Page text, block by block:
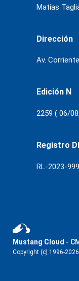
Matías
Dirección
Av.
Edición N
2259 ( 06/
Registro
RL-2023-
Mustang Cloud -
Copyright (c) 1996-